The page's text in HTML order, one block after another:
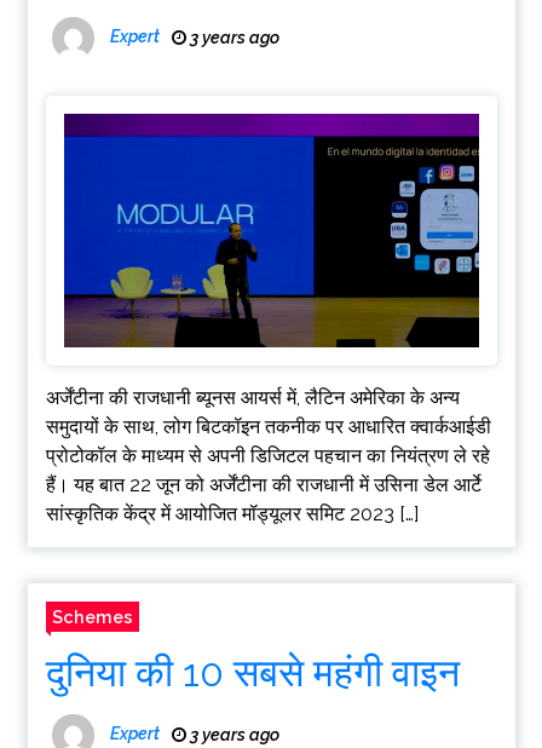
Expert 3 years ago
अर्जेंटीना की राजधानी ब्यूनस आयर्स में, लैटिन अमेरिका के अन्य
समुदायों के साथ, लोग बिटकॉइन तकनीक पर आधारित क्वार्कआईडी
प्रोटोकॉल के माध्यम से अपनी डिजिटल पहचान का नियंत्रण ले रहे
हैं। यह बात 22 जून को अर्जेंटीना की राजधानी में उसिना डेल आर्टे
सांस्कृतिक केंद्र में आयोजित मॉड्यूलर समिट 2023 […]
Schemes
दुनिया की 10 सबसे महंगी वाइन
Expert 3 years ago